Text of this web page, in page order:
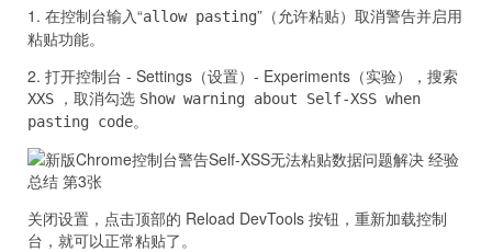
1. 在控制台输入“allow pasting”（允许粘贴）取消警告并启用
粘贴功能。
2. 打开控制台 - Settings（设置）- Experiments（实验），搜索
XXS ，取消勾选 Show warning about Self-XSS when
pasting code。
关闭设置，点击顶部的 Reload DevTools 按钮，重新加载控制
台，就可以正常粘贴了。